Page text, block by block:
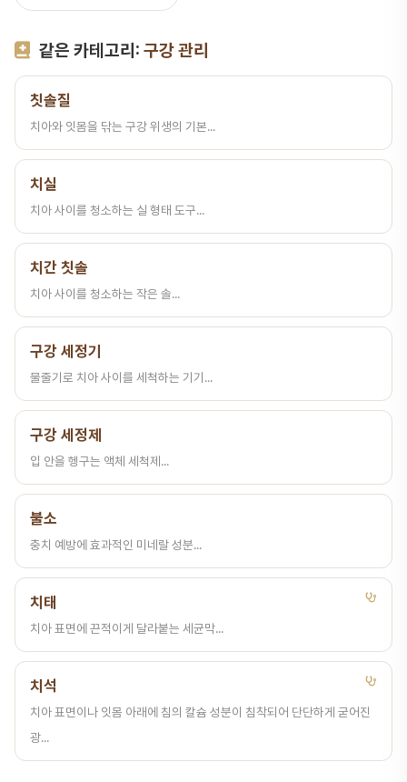
같은 카테고리: 구강 관리
칫솔질
치아와 잇몸을 닦는 구강 위생의 기본...
치실
치아 사이를 청소하는 실 형태 도구...
치간 칫솔
치아 사이를 청소하는 작은 솔...
구강 세정기
물줄기로 치아 사이를 세척하는 기기...
구강 세정제
입 안을 헹구는 액체 세척제...
불소
충치 예방에 효과적인 미네랄 성분...
치태
치아 표면에 끈적이게 달라붙는 세균막...
치석
치아 표면이나 잇몸 아래에 침의 칼슘 성분이 침착되어 단단하게 굳어진
광...